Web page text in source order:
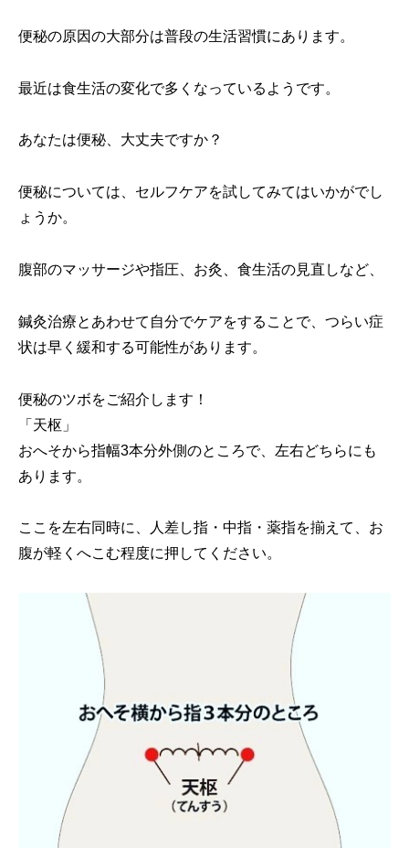
便秘の原因の大部分は普段の生活習慣にあります。
最近は食生活の変化で多くなっているようです。
あなたは便秘、大丈夫ですか？
便秘については、セルフケアを試してみてはいかがでし
ょうか。
腹部のマッサージや指圧、お灸、食生活の見直しなど、
鍼灸治療とあわせて自分でケアをすることで、つらい症
状は早く緩和する可能性があります。
便秘のツボをご紹介します！
「天枢」
おへそから指幅3本分外側のところで、左右どちらにも
あります。
ここを左右同時に、人差し指・中指・薬指を揃えて、お
腹が軽くへこむ程度に押してください。